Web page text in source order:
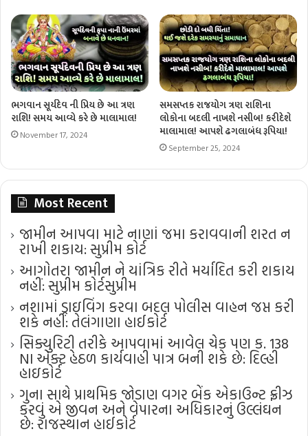
ભગવાન સૂર્યદેવ ની પ્રિય છે આ ત્રણ
રાશિ! સમય આવ્યે કરે છે માલામાલ!
November 17, 2024
સમસપ્તક રાજયોગ ત્રણ રાશિના
લોકોના બદલી નાખશે નસીબ! કરીદેશે
માલામાલ! આપશે ઢગલાબંધ રૂપિયા!
September 25, 2024
Most Recent
જામીન આપવા માટે નાણાં જમા કરાવવાની શરત ન
રાખી શકાય: સુપ્રીમ કોર્ટ
આગોતરા જામીન ને યાંત્રિક રીતે મર્યાદિત કરી શકાય
નહીં: સુપ્રીમ કોર્ટ​સુપ્રીમ
નશામાં ડ્રાઇવિંગ કરવા બદલ પોલીસ વાહન જપ્ત કરી
શકે નહીં: તેલંગાણા હાઈકોર્ટ
સિક્યુરિટી તરીકે આપવામાં આવેલ ચેક પણ ક. 138
NI એક્ટ હેઠળ કાર્યવાહી પાત્ર બની શકે છે: દિલ્હી
હાઇકોર્ટ
ગુના સાથે પ્રાથમિક જોડાણ વગર બેંક એકાઉન્ટ ફ્રીઝ
કરવું એ જીવન અને વેપારના અધિકારનું ઉલ્લંઘન
છે: રાજસ્થાન હાઈકોર્ટ